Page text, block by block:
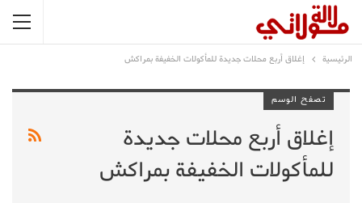
الرئيسية إغلاق أربع محلات جديدة للمأكولات الخفيفة بمراكش
تصفح الوسم
إغلاق أربع محلات جديدة
للمأكولات الخفيفة بمراكش